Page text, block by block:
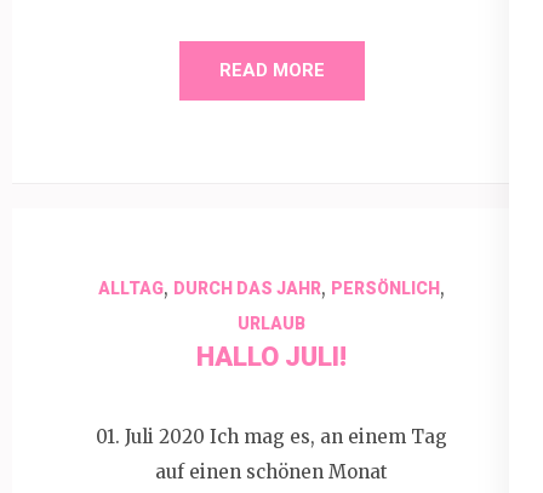
READ MORE
ALLTAG, DURCH DAS JAHR, PERSÖNLICH ,
URLAUB
HALLO JULI!
01. Juli 2020 Ich mag es, an einem Tag
auf einen schönen Monat